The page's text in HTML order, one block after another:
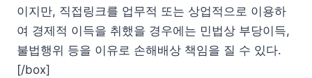
이지만, 직접링크를 업무적 또는 상업적으로 이용하
여 경제적 이득을 취했을 경우에는 민법상 부당이득,
불법행위 등을 이유로 손해배상 책임을 질 수 있다.
[/box]